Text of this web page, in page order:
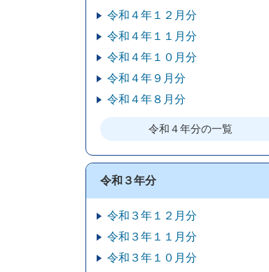
令和４年１２月分
令和４年１１月分
令和４年１０月分
令和４年９月分
令和４年８月分
令和４年分の一覧
令和３年分
令和３年１２月分
令和３年１１月分
令和３年１０月分